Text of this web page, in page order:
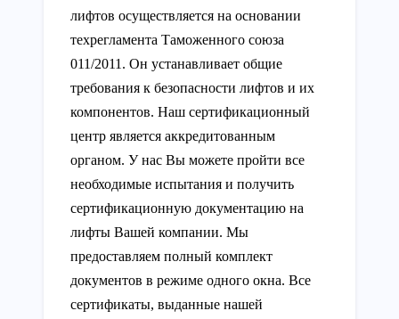
лифтов осуществляется на основании
техрегламента Таможенного союза
011/2011. Он устанавливает общие
требования к безопасности лифтов и их
компонентов. Наш сертификационный
центр является аккредитованным
органом. У нас Вы можете пройти все
необходимые испытания и получить
сертификационную документацию на
лифты Вашей компании. Мы
предоставляем полный комплект
документов в режиме одного окна. Все
сертификаты, выданные нашей